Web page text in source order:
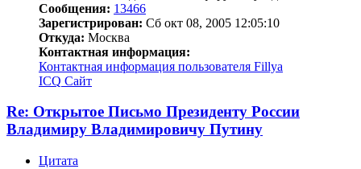
Сообщения: 13466
Зарегистрирован: Сб окт 08, 2005 12:05:10
Откуда: Москва
Контактная информация:
Контактная информация пользователя Fillya
ICQ Сайт
Re: Открытое Письмо Президенту России
Владимиру Владимировичу Путину
Цитата